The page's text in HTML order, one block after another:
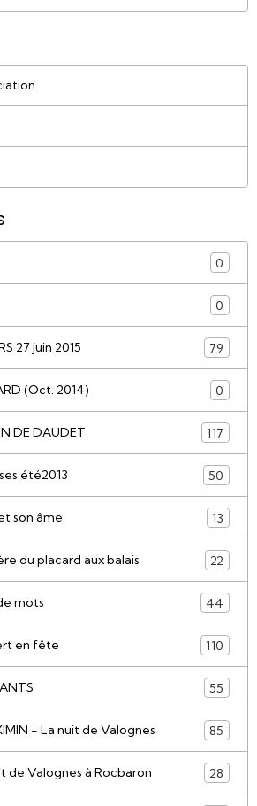
0
0
27 juin 2015 79
(Oct. 2014) 0
DE DAUDET 117
été2013 50
son âme 13
du placard aux balais 22
mots 44
en fête 110
55
- La nuit de Valognes 85
de Valognes à Rocbaron 28